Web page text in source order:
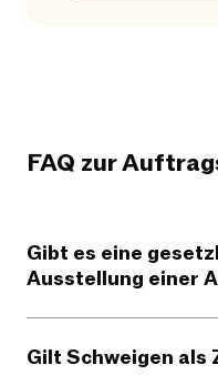
FAQ zur
Gibt es eine
Ausstellung einer
Gilt Schweigen als